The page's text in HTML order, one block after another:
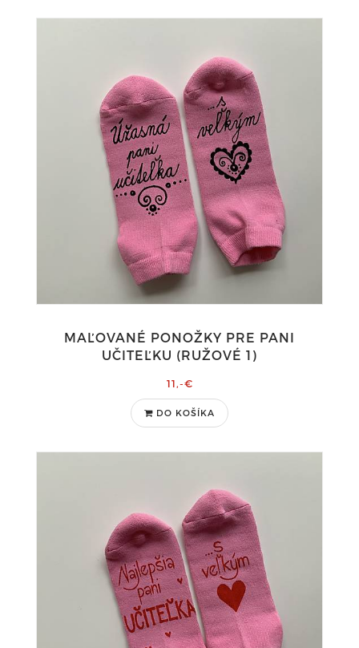
MAĽOVANÉ PONOŽKY PRE PANI
UČITEĽKU (RUŽOVÉ 1)
11,-€
DO KOŠÍKA